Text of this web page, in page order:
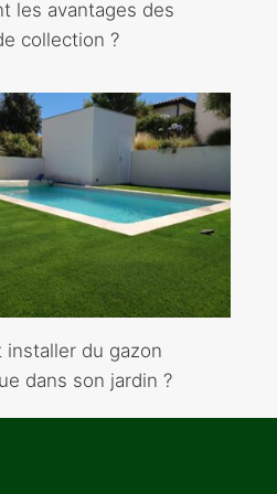
les avantages des
collection ?
installer du gazon
dans son jardin ?